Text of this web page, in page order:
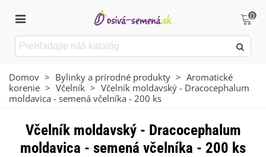
0
Domov > Bylinky a prírodné produkty > Aromatické
korenie > Včelník > Včelník moldavský - Dracocephalum
moldavica - semená včelníka - 200 ks
Včelník moldavský - Dracocephalum
moldavica - semená včelníka - 200 ks